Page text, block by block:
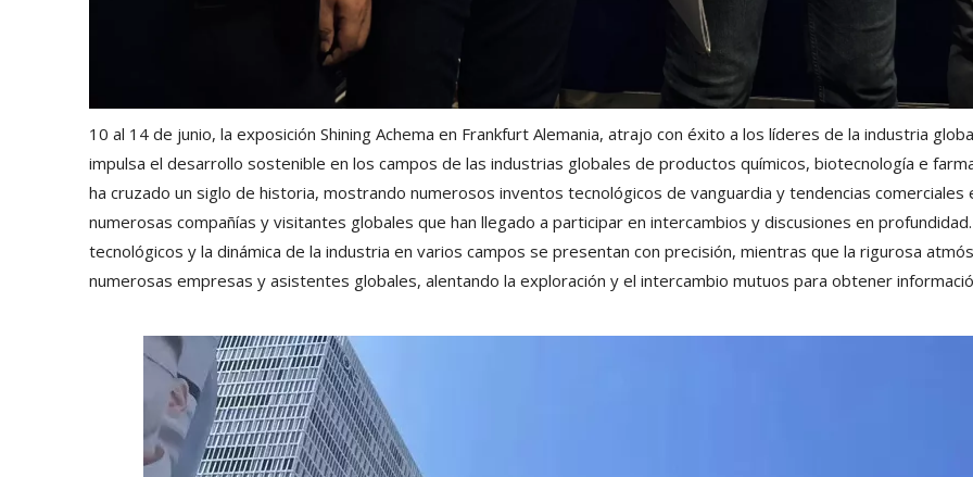
10 al 14 de junio, la exposición Shining Achema en Frankfurt Alemania, atrajo con éxito a los líderes de la industria
impulsa el desarrollo sostenible en los campos de las industrias globales de productos químicos, biotecnología e
ha cruzado un siglo de historia, mostrando numerosos inventos tecnológicos de vanguardia y tendencias
numerosas compañías y visitantes globales que han llegado a participar en intercambios y discusiones en
tecnológicos y la dinámica de la industria en varios campos se presentan con precisión, mientras que la rigurosa
numerosas empresas y asistentes globales, alentando la exploración y el intercambio mutuos para obtener